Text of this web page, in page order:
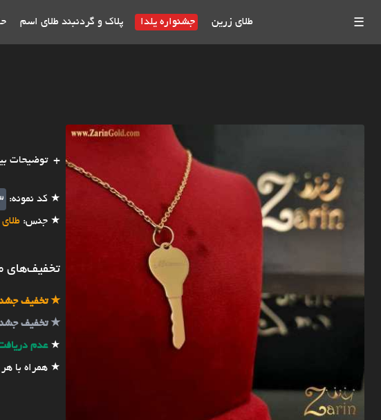
☰ طلای زرین جشنواره یلدا پلاک و گردنبند طلای اسم
توضیحات
★ کد نمونه:
★ جنس: طلای 18 عیار (با حک کد طلای 18 عیار پشت کار)
تخفیف‌های
★تخفیف
★تخفیف
★عدم
★ همراه با